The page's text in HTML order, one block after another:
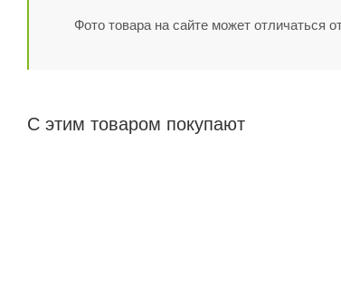
Фото товара на сайте может отличаться
С этим товаром покупают